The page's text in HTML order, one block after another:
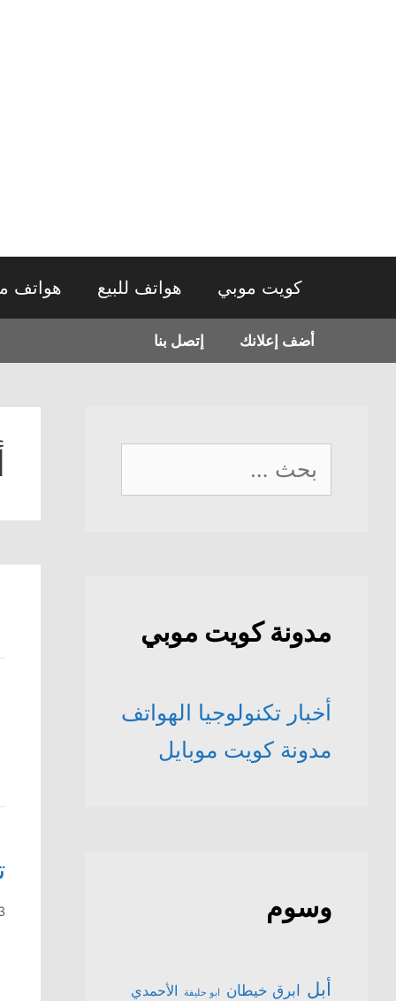
كويت موبي هواتف للبيع هواتف
أضف إعلانك إتصل بنا
13
البحث
عن:
مدونة كويت موبي
أخبار تكنولوجيا الهواتف
مدونة كويت موبايل
وسوم
أبل ابرق خيطان ابو حليفة الأحمدي